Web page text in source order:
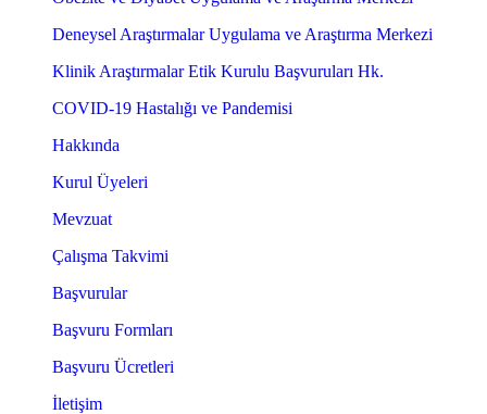
Deneysel Araştırmalar Uygulama ve Araştırma Merkezi
Klinik Araştırmalar Etik Kurulu Başvuruları Hk.
COVID-19 Hastalığı ve Pandemisi
Hakkında
Kurul Üyeleri
Mevzuat
Çalışma Takvimi
Başvurular
Başvuru Formları
Başvuru Ücretleri
İletişim